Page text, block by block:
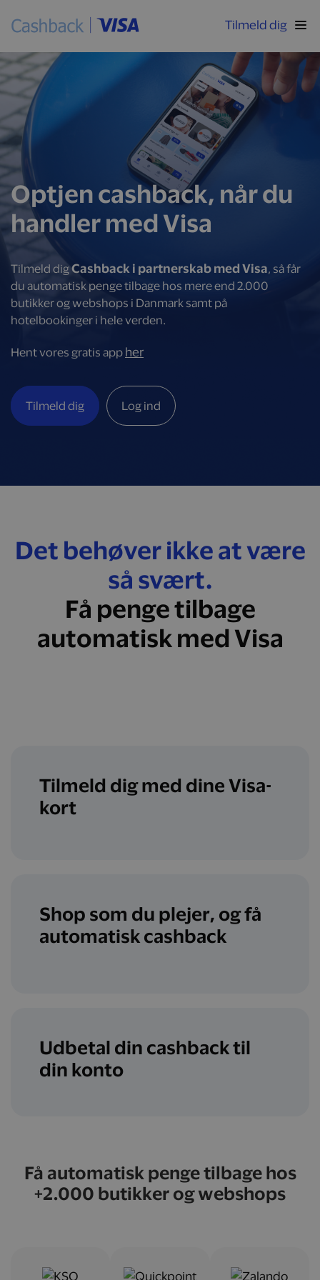
Tilmeld dig
Optjen cashback, når du
handler med Visa
Tilmeld digCashback i partnerskab med Visa, så får
du automatisk penge tilbage hos mere end 2.000
butikker og webshops i Danmark samt på
hotelbookinger i hele verden.
Hent vores gratis app her
Tilmeld dig Log ind
Det behøver ikke at være
så svært.
Få penge tilbage
automatisk med Visa
Tilmeld dig med dine Visa-
kort
Shop som du plejer, og få
automatisk cashback
Udbetal din cashback til
din konto
Få automatisk penge tilbage hos
+2.000 butikker og webshops